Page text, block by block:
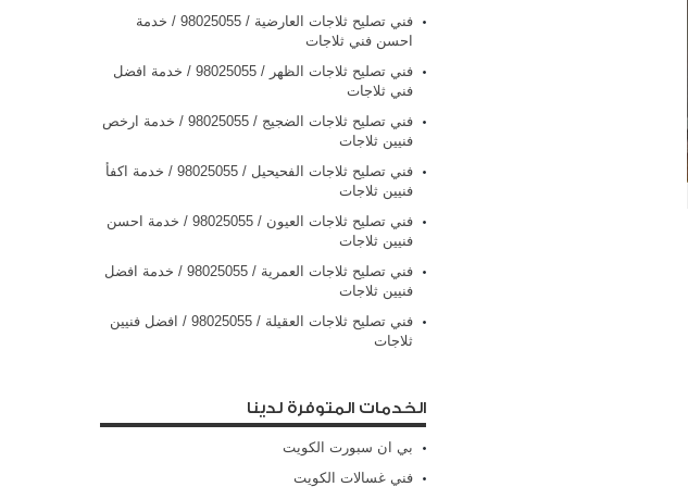
فني تصليح ثلاجات العارضية / 98025055 / خدمة
احسن فني ثلاجات
فني تصليح ثلاجات الظهر / 98025055 / خدمة افضل
فني ثلاجات
فني تصليح ثلاجات الضجيج / 98025055 / خدمة ارخص
فنيين ثلاجات
فني تصليح ثلاجات الفحيحيل / 98025055 / خدمة اكفأ
فنيين ثلاجات
فني تصليح ثلاجات العيون / 98025055 / خدمة احسن
فنيين ثلاجات
فني تصليح ثلاجات العمرية / 98025055 / خدمة افضل
فنيين ثلاجات
فني تصليح ثلاجات العقيلة / 98025055 / افضل فنيين
ثلاجات
الخدمات المتوفرة لدينا
بي ان سبورت الكويت
فني غسالات الكويت